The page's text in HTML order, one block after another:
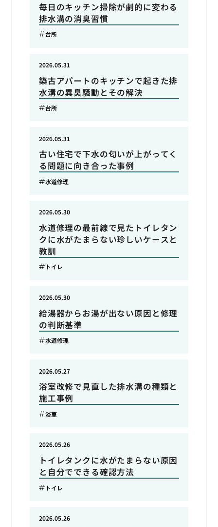
毎日のキッチン掃除が劇的に変わる
排水溝の消臭習慣
台所
築古アパートのキッチンで起きた排
水溝の異臭騒動とその解決
2026.05.31
台所
古い住宅で下水の匂いが上がってく
る問題に向き合った事例
2026.05.31
水道修理
水道修理の最前線で見たトイレタン
クに水がたまらない珍しいケースと
教訓
2026.05.30
トイレ
給湯器からお湯が出ない原因と修理
の判断基準
2026.05.30
水道修理
浴室改修で見直した排水溝の種類と
施工事例
2026.05.27
浴室
トイレタンクに水がたまらない原因
と自分でできる確認方法
2026.05.26
トイレ
2026.05.26